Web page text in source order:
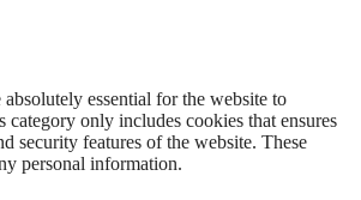
absolutely essential for the website to
only includes cookies that ensures
security features of the website. These
personal information.